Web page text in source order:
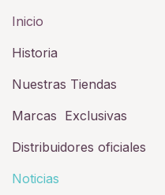
Inicio
Historia​
Nuestras Tiendas
Marcas Exclusivas
Distribuidores oficiales
Noticias